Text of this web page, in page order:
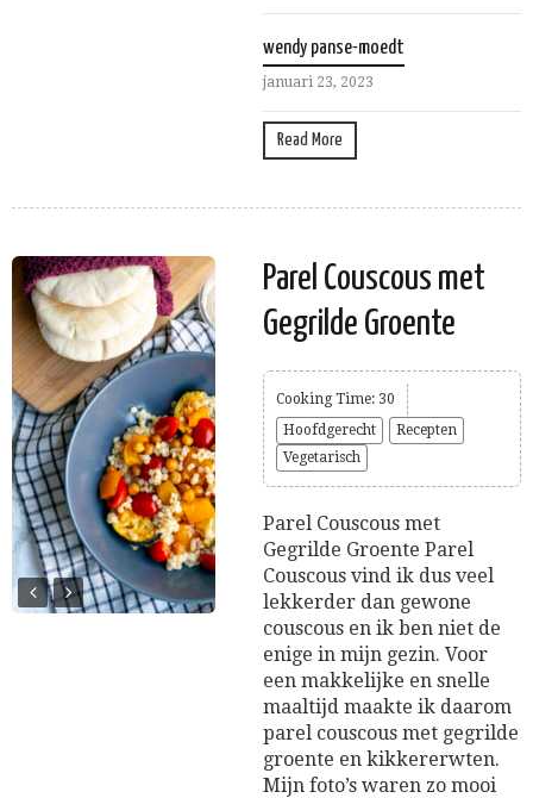
wendy panse-moedt
januari 23, 2023
Read More
Parel Couscous met
Gegrilde Groente
Cooking Time: 30
Hoofdgerecht
Recepten
Vegetarisch
Parel Couscous met
Gegrilde Groente Parel
Couscous vind ik dus veel
lekkerder dan gewone
couscous en ik ben niet de
enige in mijn gezin. Voor
een makkelijke en snelle
maaltijd maakte ik daarom
parel couscous met gegrilde
groente en kikkererwten.
Mijn foto’s waren zo mooi